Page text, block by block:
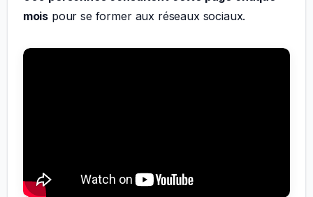
mois pour se former aux réseaux sociaux.